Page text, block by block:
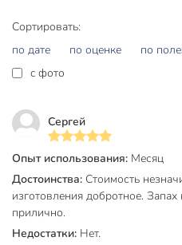
Вес в упаковке
Габариты упаковки
Сортировать:
по дате
по оценке
по
c фото
Сергей
Опыт использования: Месяц
Достоинства: Стоимость
изготовления добротное.
прилично.
Недостатки: Нет.